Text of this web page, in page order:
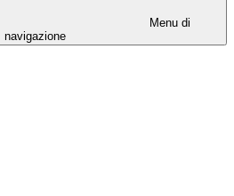
Menu di
navigazione